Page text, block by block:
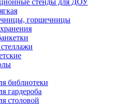
стенды для ДОУ
горшечницы
библиотеки
гардероба
столовой